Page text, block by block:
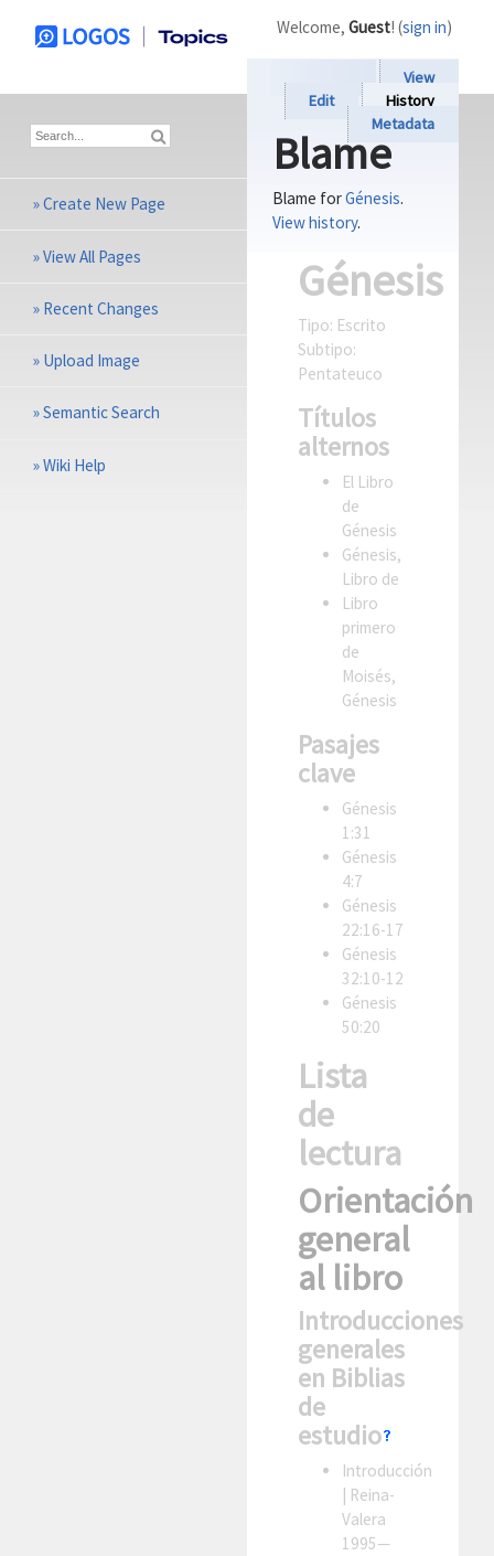
View
Edit
History
Metadata
Blame
Blame forGénesis.
View history.
Génesis
Tipo: Escrito
Subtipo:
Pentateuco
Títulos
alternos
El Libro
de
Génesis
Génesis,
Libro de
Libro
primero
de
Moisés,
Génesis
Pasajes
clave
Génesis
1:31
Génesis
4:7
Génesis
22:16-17
Génesis
32:10-12
Génesis
50:20
Lista
de
lectura
Orientación
general
al libro
Introducciones
generales
en Biblias
de
estudio
Introducción
| Reina-
Valera
1995—
Welcome, Guest! (sign in)
»Create New Page
»View All Pages
» Recent Changes
» Upload Image
»Semantic Search
»Wiki Help